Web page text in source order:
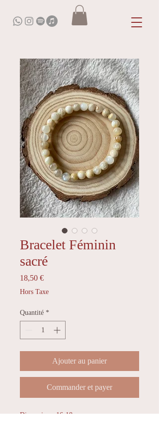
Bracelet Féminin
sacré
18,50 €Prix
Hors Taxe
Quantité *
Ajouter au panier
Commander et payer
Dimension : 16-18cm